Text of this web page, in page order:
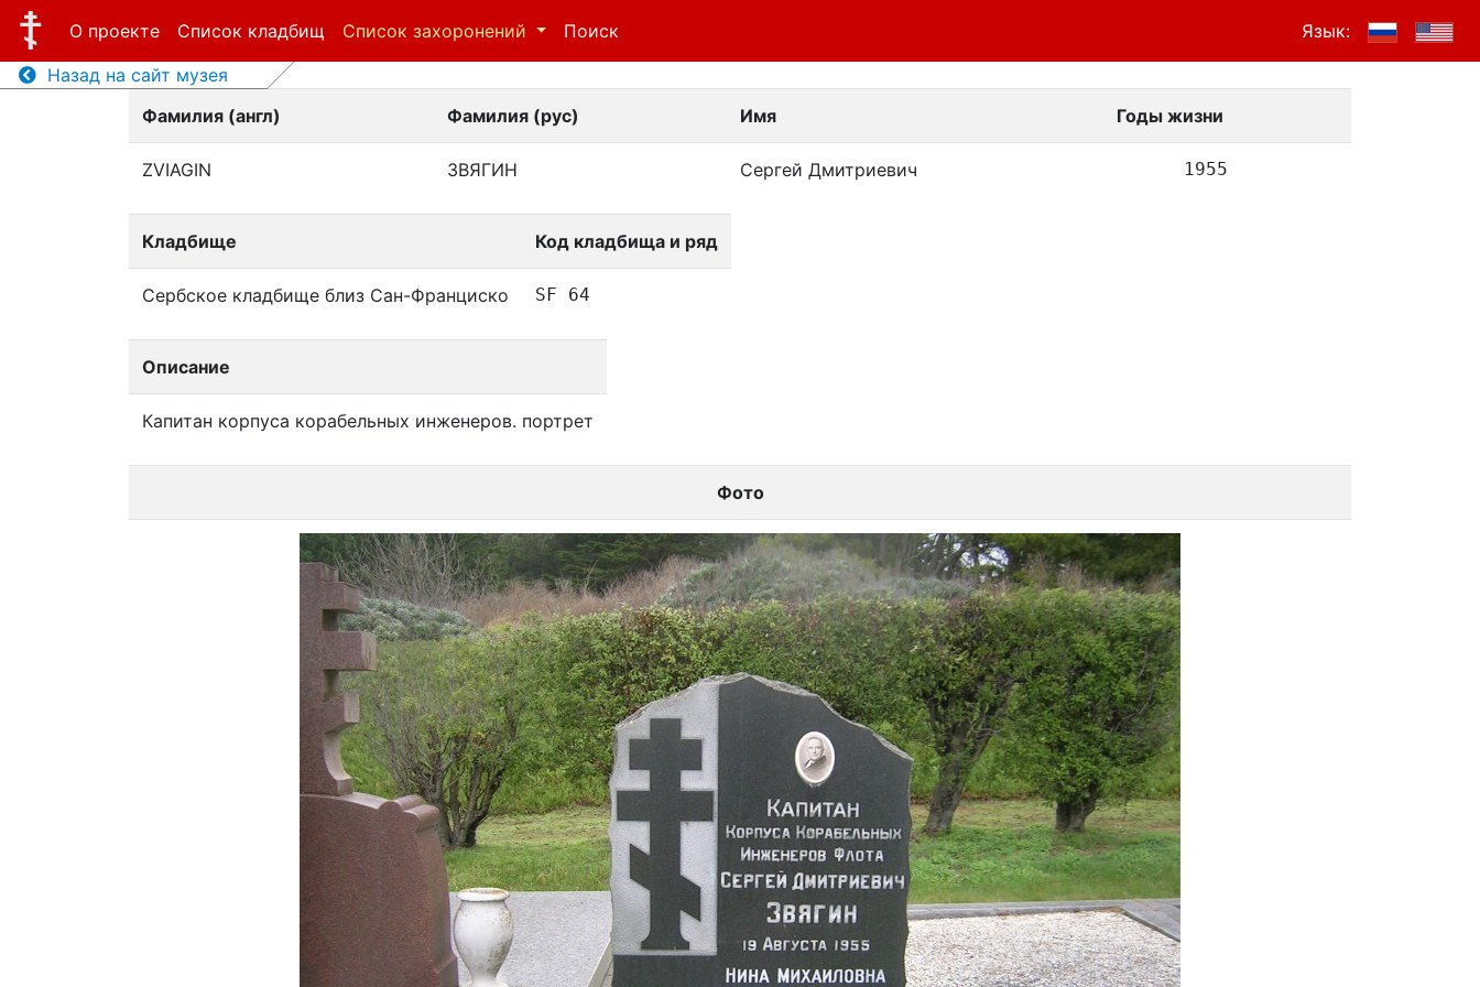
О проекте Список кладбищ Список захоронений Поиск
Язык:
Назад на сайт музея
Фамилия (англ)
Фамилия (рус) Имя Годы жизни
ZVIAGIN ЗВЯГИН Сергей Дмитриевич 1955
Кладбище Код кладбища и ряд
Сербское кладбище близ Сан-Франциско SF 64
Описание
Капитан корпуса корабельных инженеров. портрет
Фото